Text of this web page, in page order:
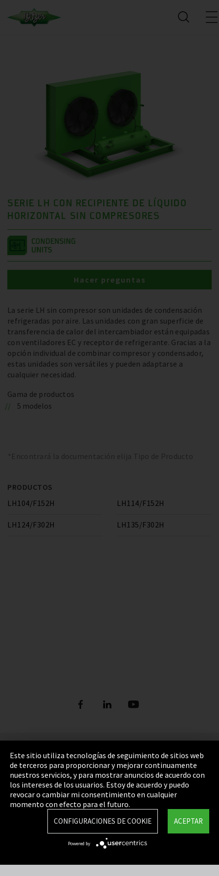
SERIE LH CON RECIPIENTE DE LÍQUIDO
HORIZONTAL SIN COMPRESORES
La serie LH sin compresor son unidades de condensación
refrigeradas por aire. Las unidades con gran superficie de
transferencia de calor del intercambiador están equipadas
con ventiladores EC y receptor de refrigerante. Gracias a la
opción individual de combinar compresor y condensador,
estas unidades son versátiles y pueden adaptarse a
cualquier necesidad.
Gama de productos
5 modelos
Hacer preguntas
*Encontrará la documentación elija Tipo de Producto
PRODUCTOS
LH104/F152H
LH114/F152H
LH124/F302H LH135/F302H
Pie de imprenta
Política de privacidad
Cookie Settings
Términos y Condiciones
Mapa del sitio
Integrity Line
Este sitio utiliza tecnologías de seguimiento de sitios web
de terceros para proporcionar y mejorar continuamente
nuestros servicios, y para mostrar anuncios de acuerdo con
los intereses de los usuarios. Estoy de acuerdo y puedo
revocar o cambiar mi consentimiento en cualquier
momento con efecto para el futuro.
ACEPTAR
CONFIGURACIONES DE COOKIE
Powered by